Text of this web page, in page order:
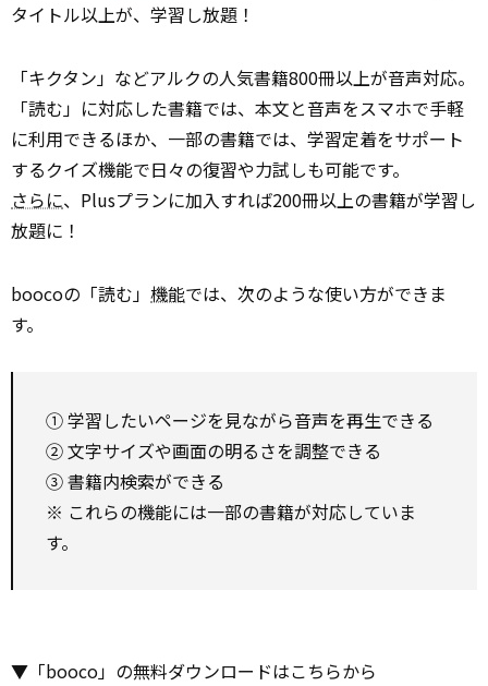
タイトル以上が、学習し放題！
「キクタン」などアルクの人気書籍800冊以上が音声対応。
「読む」に対応した書籍では、本文と音声をスマホで手軽
に利用できるほか、一部の書籍では、学習定着をサポート
するクイズ機能で日々の復習や力試しも可能です。
さらに、Plusプランに加入すれば200冊以上の書籍が学習し
放題に！
boocoの「読む」 機能では、次のような使い方ができま
す。
① 学習したいページを見ながら音声を再生できる
② 文字サイズや画面の明るさを調整できる
③ 書籍内検索ができる
※ これらの機能には一部の書籍が対応していま
す。
▼「booco」の無料ダウンロードはこちらから